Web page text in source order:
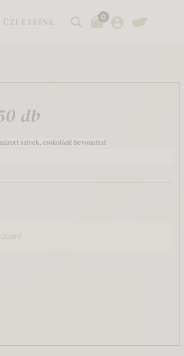
ÜZLETEINK Keresés0
db
szívek, csokoládé bevonattal